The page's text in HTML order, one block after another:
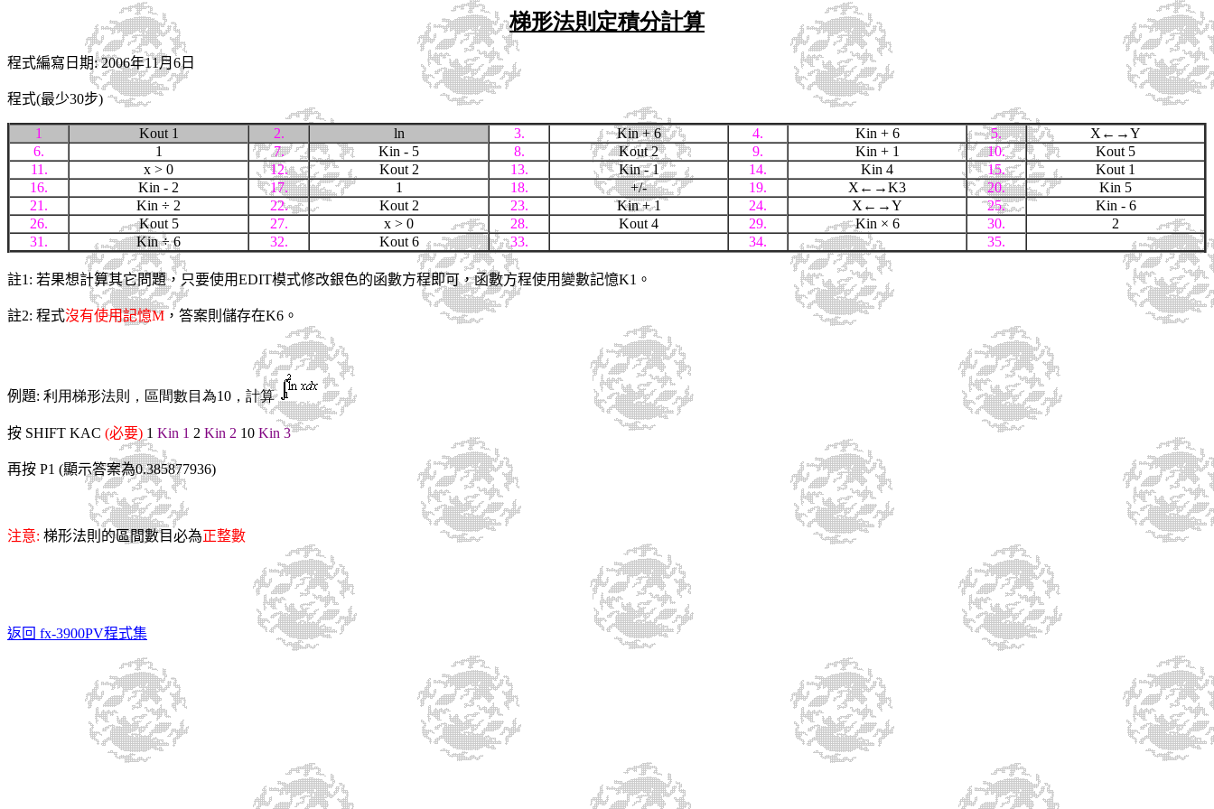
梯形法則定積分計算
程式編寫日期: 2006年11月6日
程式(最少30步)
1 Kout 1 2. ln 3. Kin + 6 4. Kin + 6 5.
X←→Y
6.
1 7. Kin - 5 8. Kout 2 9. Kin + 1 10.
Kout 5
11.
x > 0 12. Kout 2 13. Kin - 1 14. Kin 4 15.
Kout 1
16.
Kin - 2 17. 1 18. +/- 19. X←→K3 20.
Kin 5
21.
Kin ÷ 2 22. Kout 2 23. Kin + 1 24. X←→Y 25.
Kin - 6
26.
Kout 5 27. x > 0 28. Kout 4 29. Kin × 6 30.
2
31.
Kin÷ 6 32. Kout 6 33. 34. 35.
註1: 若果想計算其它問題，只要使用EDIT模式修改銀色的函數方程即可，函數方程使用變數記憶K1。
註2: 程式沒有使用記憶M ，答案則儲存在K6。
例題: 利用梯形法則，區間數目為10，計算
按 SHIFT KAC (必要) 1 Kin 1 2 Kin 2 10 Kin 3
再按 P1 (顯示答案為0.385877936)
注意: 梯形法則的區間數目必為正整數
返回 fx-3900PV程式集